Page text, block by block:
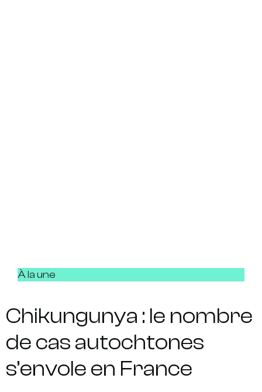
À la une
Chikungunya : le nombre
de cas autochtones
s’envole en France